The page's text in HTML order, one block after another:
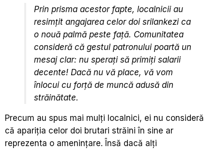
Prin prisma acestor fapte, localnicii au
resimţit angajarea celor doi srilankezi ca
o nouă palmă peste faţă. Comunitatea
consideră că gestul patronului poartă un
mesaj clar: nu speraţi să primiţi salarii
decente! Dacă nu vă place, vă vom
înlocui cu forţă de muncă adusă din
străinătate.
Precum au spus mai mulţi localnici, ei nu consideră
că apariţia celor doi brutari străini în sine ar
reprezenta o ameninţare. Însă dacă alţi